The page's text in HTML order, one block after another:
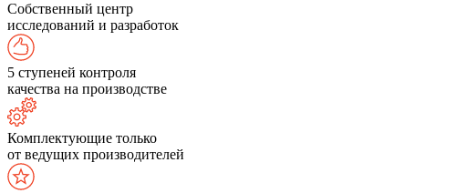
Собственный центр
исследований и разработок
5 ступеней контроля
качества на производстве
Комплектующие только
от ведущих производителей